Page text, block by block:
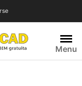
Menu